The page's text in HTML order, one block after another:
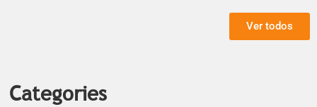
Ver todos
Categories